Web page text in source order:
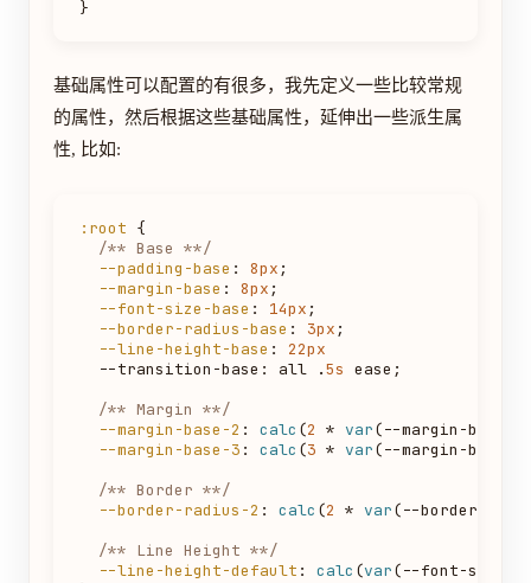
基础属性可以配置的有很多，我先定义一些比较常规
的属性，然后根据这些基础属性，延伸出一些派生属
性, 比如:
:root {
/** Base **/
--padding-base : 8px ;
--margin-base : 8px ;
--font-size-base : 14px ;
--border-radius-base : 3px ;
--line-height-base : 22px
  --transition-base: all .
5s ease;
/** Margin **/
--margin-base-2 : calc (2 * var(--margin-
--margin-base-3 : calc (3 * var(--margin-
/** Border **/
--border-radius-2 : calc (2 * var(--border-
/** Line Height **/
--line-height-default : calc (var(--font-size-